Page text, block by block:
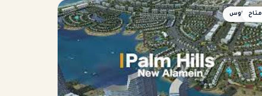
تاون هاوس
متاح